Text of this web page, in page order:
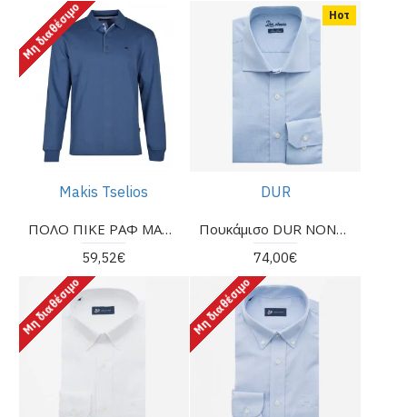
Μη διαθέσιμο
Makis Tselios
ΠΟΛΟ ΠΙΚΕ ΡΑΦ MAKIS TSELIOS
59,52€
Ηοτ
DUR
Πουκάμισο DUR NON-IRON σιέλ
74,00€
Μη διαθέσιμο Μη διαθέσιμο